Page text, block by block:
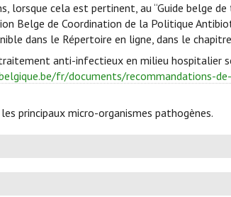
lorsque cela est pertinent, au “Guide belge
Belge de Coordination de la Politique
dans le Répertoire en ligne, dans le chapitre
anti-infectieux en milieu hospitalier
fr/documents/recommandations-
principaux micro-organismes pathogènes.